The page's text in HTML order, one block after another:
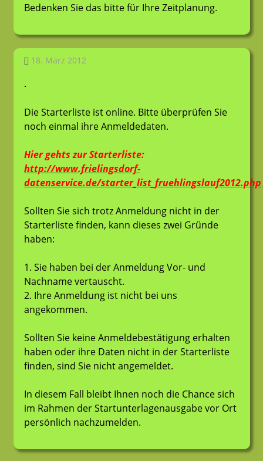
Bedenken Sie das bitte für Ihre Zeitplanung.
18. März 2012
Die Starterliste ist online. Bitte überprüfen Sie
noch einmal ihre Anmeldedaten.
Hier gehts zur Starterliste:
http://www.frielingsdorf-
datenservice.de/starter_list_fruehlingslauf2012.php
Sollten Sie sich trotz Anmeldung nicht in der
Starterliste finden, kann dieses zwei Gründe
haben:
1. Sie haben bei der Anmeldung Vor- und
Nachname vertauscht.
2. Ihre Anmeldung ist nicht bei uns
angekommen.
Sollten Sie keine Anmeldebestätigung erhalten
haben oder ihre Daten nicht in der Starterliste
finden, sind Sie nicht angemeldet.
In diesem Fall bleibt Ihnen noch die Chance sich
im Rahmen der Startunterlagenausgabe vor Ort
persönlich nachzumelden.